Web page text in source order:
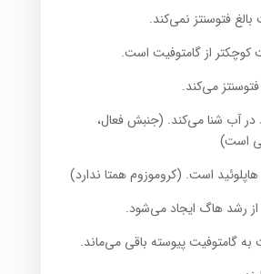
بالغ فتوسنتز نمی‌کند.
کوچکتر از گامتوفیت است.
می‌کند.
در آب شنا می‌کند. (جنبش فعال،
است)
است. (کروموزوم همتا ندارد)
از رشد‌ هاگ ایجاد می‌شود.
به گامتوفیت پیوسته باقی می‌ماند.